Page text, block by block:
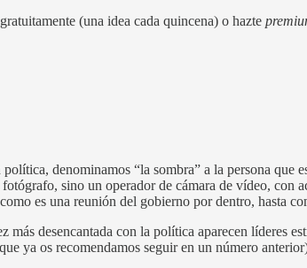
(una idea cada quincena) o hazte
denominamos “la sombra” a la persona
sino un operador de cámara de vídeo, con
es una reunión del gobierno por dentro, hasta
más desencantada con la política aparecen líderes
ya os recomendamos seguir en un número